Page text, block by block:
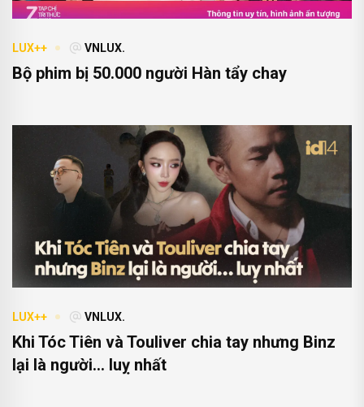
LUX++ VNLUX.
Bộ phim bị 50.000 người Hàn tẩy chay
LUX++ VNLUX.
Khi Tóc Tiên và Touliver chia tay nhưng Binz
lại là người… luỵ nhất